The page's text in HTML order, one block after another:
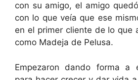
con su amigo, el amigo
con lo que veía que ese
en el primer cliente de lo que
como Madeja de Pelusa.
Empezaron dando forma a